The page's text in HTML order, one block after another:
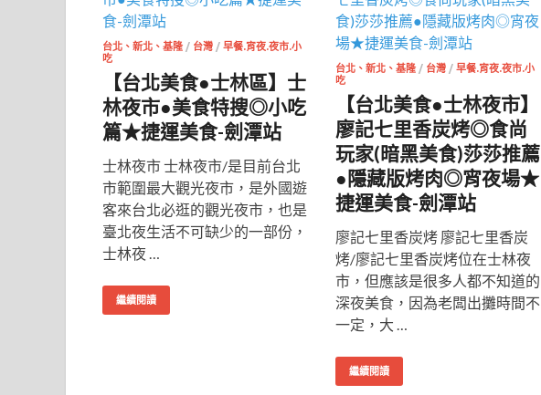
台北、新北、基隆 / 台灣 / 早餐.宵夜.夜市.小
吃
【台北美食●士林區】士
林夜市●美食特搜◎小吃
篇★捷運美食-劍潭站
士林夜市 士林夜市/是目前台北
市範圍最大觀光夜市，是外國遊
客來台北必逛的觀光夜市，也是
臺北夜生活不可缺少的一部份，
士林夜 …
繼續閱讀
台北、新北、基隆 / 台灣 / 早餐.宵夜.夜市.小
吃
【台北美食●士林夜市】
廖記七里香炭烤◎食尚
玩家(暗黑美食)莎莎推薦
●隱藏版烤肉◎宵夜場★
捷運美食-劍潭站
廖記七里香炭烤 廖記七里香炭
烤/廖記七里香炭烤位在士林夜
市，但應該是很多人都不知道的
深夜美食，因為老闆出攤時間不
一定，大 …
繼續閱讀